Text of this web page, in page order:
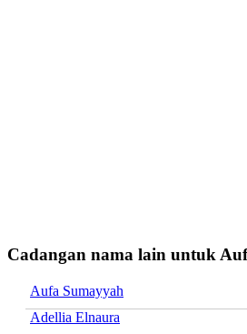
Cadangan nama lain untuk
Aufa Sumayyah
Adellia Elnaura